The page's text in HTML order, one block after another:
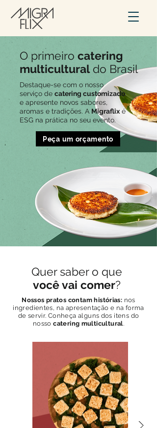
O primeiro catering
multiculturaldo Brasil
Destaque-se com o nosso
serviço de catering customizado
e apresente novos sabores,
aromas e tradições. A Migraflix é
ESG na prática no seu evento.
Peça um orçamento
Quer saber o que
você vai comer?
Nossos pratos contam histórias: nos
ingredientes, na apresentação e na forma
de servir. Conheça alguns dos itens do
nossocatering multicultural.